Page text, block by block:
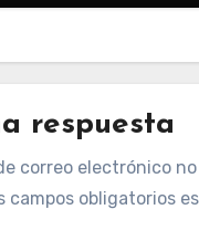
respuesta
correo electrónico no
campos obligatorios